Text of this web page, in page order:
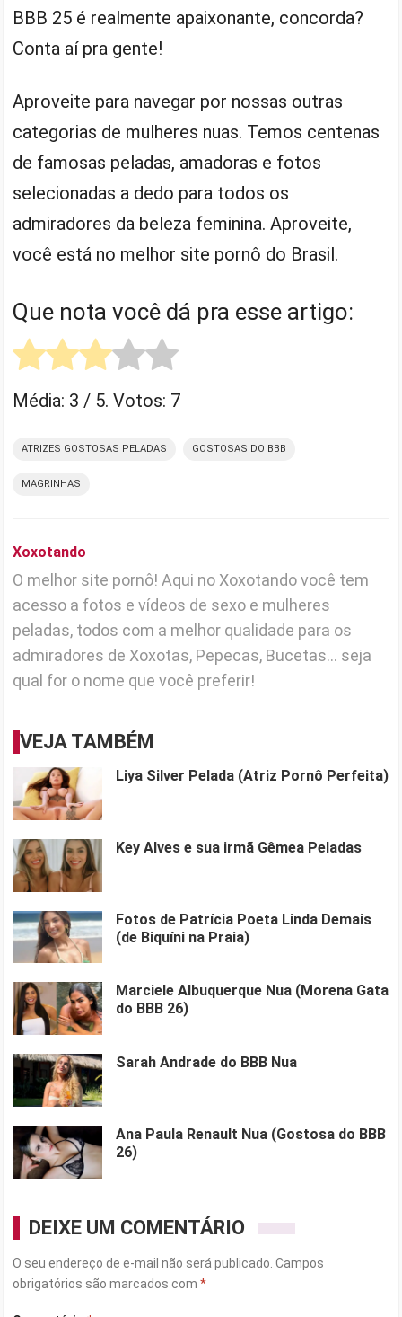
BBB 25 é realmente apaixonante, concorda?
Conta aí pra gente!
Aproveite para navegar por nossas outras
categorias de mulheres nuas. Temos centenas
de famosas peladas, amadoras e fotos
selecionadas a dedo para todos os
admiradores da beleza feminina. Aproveite,
você está no melhor site pornô do Brasil.
Que nota você dá pra esse artigo:
Média: 3 / 5. Votos: 7
ATRIZES GOSTOSAS PELADAS GOSTOSAS DO BBB
MAGRINHAS
Xoxotando
O melhor site pornô! Aqui no Xoxotando você tem
acesso a fotos e vídeos de sexo e mulheres
peladas, todos com a melhor qualidade para os
admiradores de Xoxotas, Pepecas, Bucetas... seja
qual for o nome que você preferir!
VEJA TAMBÉM
Liya Silver Pelada (Atriz Pornô Perfeita)
Key Alves e sua irmã Gêmea Peladas
Fotos de Patrícia Poeta Linda Demais
(de Biquíni na Praia)
Marciele Albuquerque Nua (Morena Gata
do BBB 26)
Sarah Andrade do BBB Nua
Ana Paula Renault Nua (Gostosa do BBB
26)
DEIXE UM COMENTÁRIO
O seu endereço de e-mail não será publicado. Campos
obrigatórios são marcados com*